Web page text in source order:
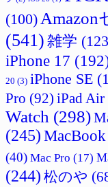
(100) Amazon
(541) 雑学
iPhone 17
20 (3) iPhone SE
Pro (92) iPad Air
Watch (298)
(245)
(40) Mac Pro (17)
(244) 松のや